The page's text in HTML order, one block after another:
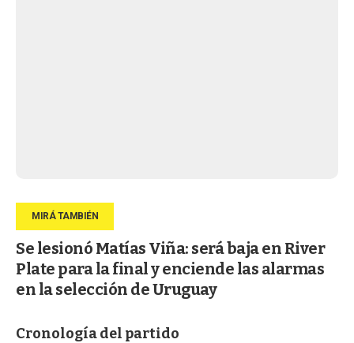
Se lesionó Matías Viña: será baja en River
Plate para la final y enciende las alarmas
en la selección de Uruguay
Cronología del partido